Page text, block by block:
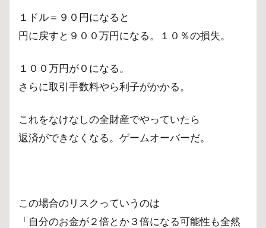
１ドル＝９０円になると
円に戻すと９００万円になる。１０％の損失。
１００万円が０になる。
さらに取引手数料やら利子がかかる。
これをなけなしの全財産でやっていたら
返済ができなくなる。ゲームオーバーだ。
この場合のリスクっていうのは
「自分のお金が２倍とか３倍になる可能性も全然